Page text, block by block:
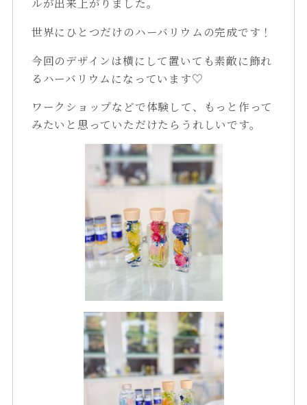
ルが出来上がりました。
世界にひとつだけのハーバリウムの完成です！
今回のデザインは横にして置いても素敵に飾れ
るハーバリウムになっています♡
ワークショップなどで体験して、もっと作って
みたいと思っていただけたらうれしいです。